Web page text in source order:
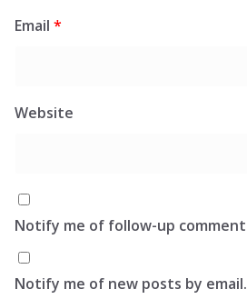
Email *
Website
Notify me of follow-up
Notify me of new posts by email.